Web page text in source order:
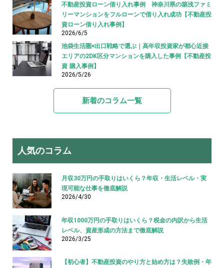
不動産投資ローン借り入れ事例 神奈川県の築浅ファミ
リーマンションをフルローンで借り入れ成功【不動産投
資ローン借り入れ事例】
2026/6/5
池袋生活圏×出口戦略で選ぶ｜高年収投資家が都心近接
エリアの2DK区分マンションを購入した事例【不動産投
資 購入事例】
2026/5/26
新着のコラム一覧
人気のコラム
月収30万円の手取りはいくら？年収・生活レベル・実
現可能な仕事を徹底解説
2026/4/30
年収1000万円の手取りはいくら？税金の内訳から生活
レベル、資産形成の方法まで徹底解説
2026/3/25
【初心者】不動産投資のやり方と始め方は？失敗例・年